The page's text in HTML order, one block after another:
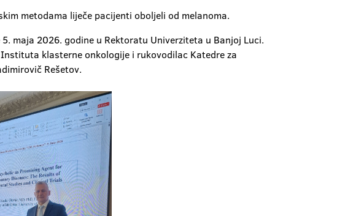
metodama liječe pacijenti oboljeli od melanoma.
maja 2026. godine u Rektoratu Univerziteta u Banjoj Luci.
klasterne onkologije i rukovodilac Katedre za
Rešetov.